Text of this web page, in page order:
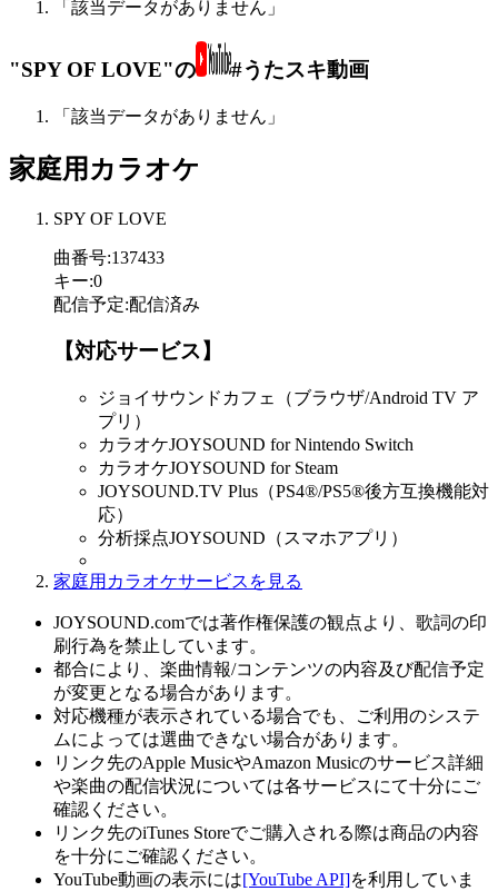
「該当データがありません」
"SPY OF LOVE"の #うたスキ動画
「該当データがありません」
家庭用カラオケ
SPY OF LOVE
曲番号:137433
キー:0
配信予定:配信済み
【対応サービス】
ジョイサウンドカフェ（ブラウザ/Android TV ア
プリ）
カラオケJOYSOUND for Nintendo Switch
カラオケJOYSOUND for Steam
JOYSOUND.TV Plus（PS4®/PS5®後方互換機能対
応）
分析採点JOYSOUND（スマホアプリ）
家庭用カラオケサービスを見る
JOYSOUND.comでは著作権保護の観点より、歌詞の印
刷行為を禁止しています。
都合により、楽曲情報/コンテンツの内容及び配信予定
が変更となる場合があります。
対応機種が表示されている場合でも、ご利用のシステ
ムによっては選曲できない場合があります。
リンク先のApple MusicやAmazon Musicのサービス詳細
や楽曲の配信状況については各サービスにて十分にご
確認ください。
リンク先のiTunes Storeでご購入される際は商品の内容
を十分にご確認ください。
YouTube動画の表示には[YouTube API]を利用していま